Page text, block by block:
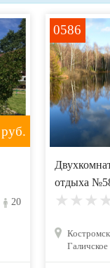
руб.
20
0586
отдыха